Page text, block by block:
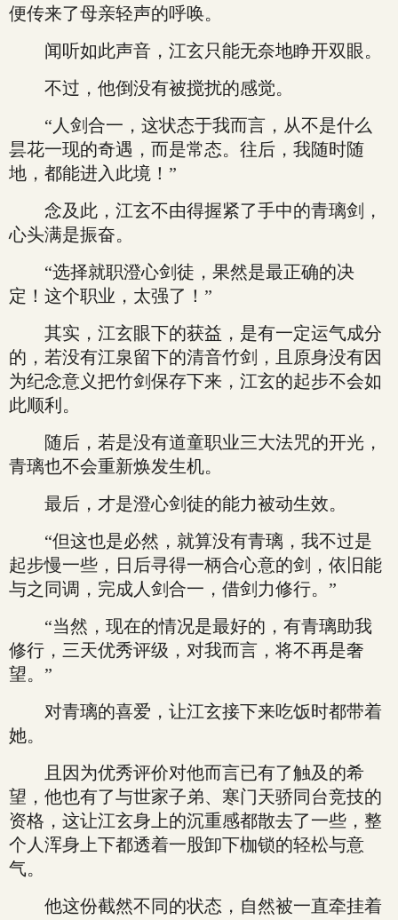
便传来了母亲轻声的呼唤。
闻听如此声音，江玄只能无奈地睁开双眼。
不过，他倒没有被搅扰的感觉。
“人剑合一，这状态于我而言，从不是什么
昙花一现的奇遇，而是常态。往后，我随时随
地，都能进入此境！”
念及此，江玄不由得握紧了手中的青璃剑，
心头满是振奋。
“选择就职澄心剑徒，果然是最正确的决
定！这个职业，太强了！”
其实，江玄眼下的获益，是有一定运气成分
的，若没有江泉留下的清音竹剑，且原身没有因
为纪念意义把竹剑保存下来，江玄的起步不会如
此顺利。
随后，若是没有道童职业三大法咒的开光，
青璃也不会重新焕发生机。
最后，才是澄心剑徒的能力被动生效。
“但这也是必然，就算没有青璃，我不过是
起步慢一些，日后寻得一柄合心意的剑，依旧能
与之同调，完成人剑合一，借剑力修行。”
“当然，现在的情况是最好的，有青璃助我
修行，三天优秀评级，对我而言，将不再是奢
望。”
对青璃的喜爱，让江玄接下来吃饭时都带着
她。
且因为优秀评价对他而言已有了触及的希
望，他也有了与世家子弟、寒门天骄同台竞技的
资格，这让江玄身上的沉重感都散去了一些，整
个人浑身上下都透着一股卸下枷锁的轻松与意
气。
他这份截然不同的状态，自然被一直牵挂着